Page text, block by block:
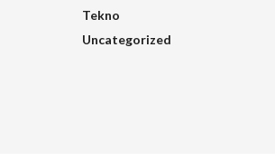
Tekno
Uncategorized